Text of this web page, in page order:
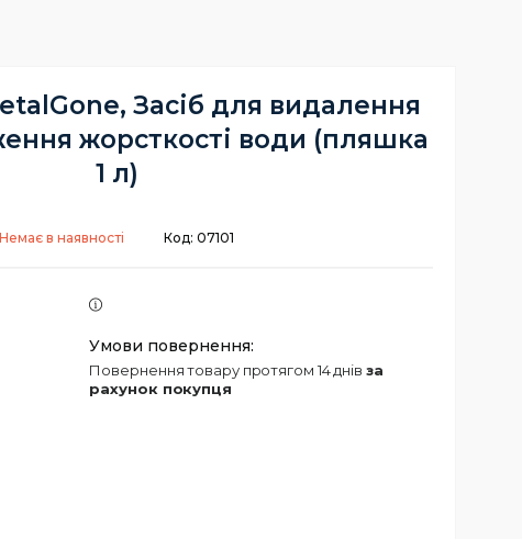
Засіб для видалення
жорсткості води (пляшка
1 л)
Немає в наявності Код: 07101
повернення товару протягом 14 днів за
рахунок покупця